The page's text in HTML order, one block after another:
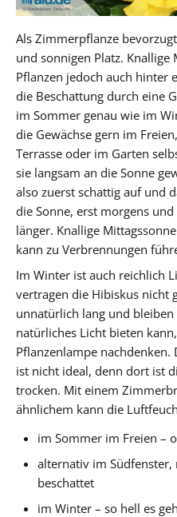
Als Zimmerpflanze
und sonnigen Platz.
Pflanzen jedoch auch hinter
die Beschattung durch eine
im Sommer genau wie im
die Gewächse gern im
Terrasse oder im Garten
sie langsam an die Sonne
also zuerst schattig auf und
die Sonne, erst morgens
länger. Knallige
kann zu Verbrennungen
Im Winter ist auch reichlich
vertragen die Hibiskus nicht
unnatürlich lang und
natürliches Licht bieten
Pflanzenlampe
ist nicht ideal, denn dort ist
trocken. Mit einem
ähnlichem kann die
im Sommer im Freien –
alternativ im
beschattet
im Winter – so hell es